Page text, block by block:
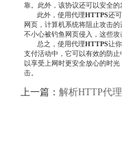
靠。此外，该协议还可以安全的
此外，使用代理HTTPS还
网页，计算机系统将阻止攻击
不小心被钓鱼网页侵入，这些攻
总之，使用代理HTTPS让
支付活动中，它可以有效的防
以享受上网时更安全放心的时
击。
上一篇： 解析HTTP代理服务器的原理及优势